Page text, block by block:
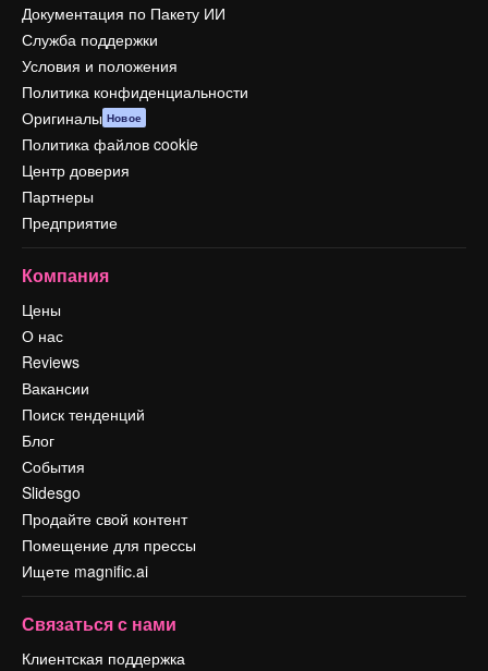
Документация по Пакету ИИ
Служба поддержки
Условия и положения
Политика конфиденциальности
Оригиналы Новое
Политика файлов cookie
Центр доверия
Партнеры
Предприятие
Компания
Цены
О нас
Reviews
Вакансии
Поиск тенденций
Блог
События
Slidesgo
Продайте свой контент
Помещение для прессы
Ищете magnific.ai
Связаться с нами
Клиентская поддержка